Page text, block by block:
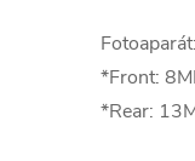
Fotoaparát:
*Front:
*Rear: